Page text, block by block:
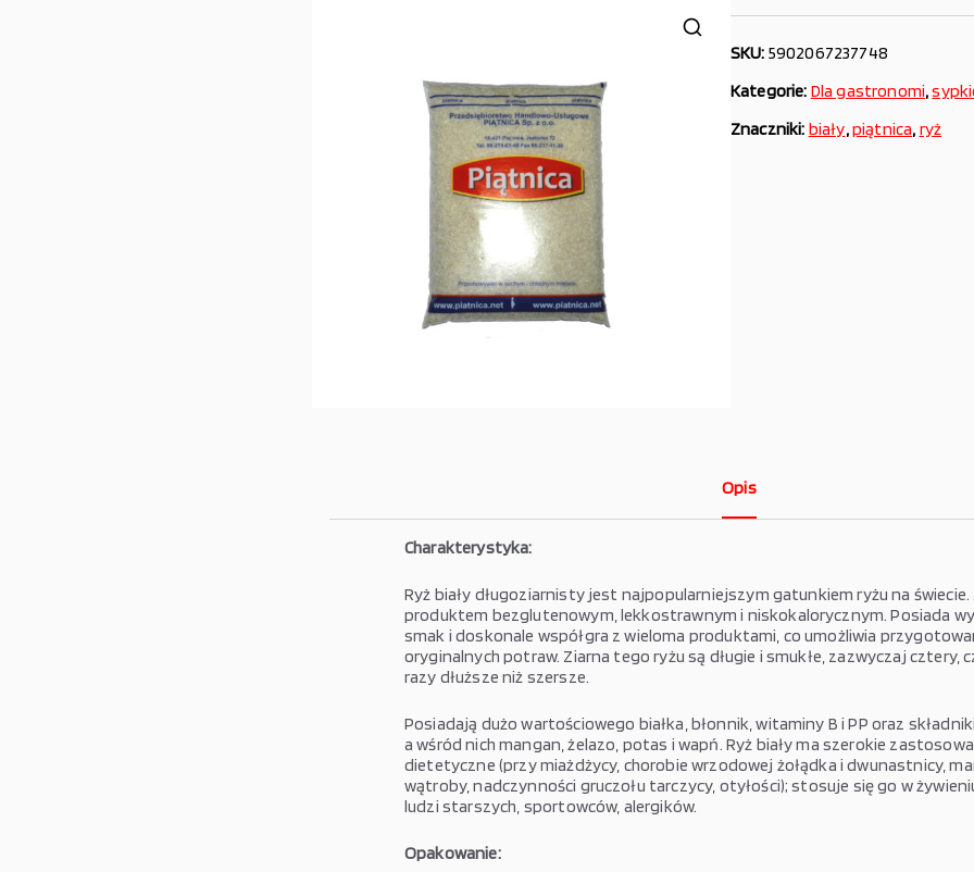
SKU: 5902067237748
Kategorie: Dla gastronomi,
Znaczniki: biały,piątnica, ryż
Opis
Charakterystyka:
Ryż biały długoziarnisty jest najpopularniejszym gatunkiem ryżu na
produktem bezglutenowym, lekkostrawnym i niskokalorycznym. Posiada
smak i doskonale współgra z wieloma produktami, co umożliwia
oryginalnych potraw. Ziarna tego ryżu są długie i smukłe, zazwyczaj cztery,
razy dłuższe niż szersze.
Posiadają dużo wartościowego białka, błonnik, witaminy B i PP oraz
a wśród nich mangan, żelazo, potas i wapń. Ryż biały ma szerokie
dietetyczne (przy miażdżycy, chorobie wrzodowej żołądka i dwunastnicy,
wątroby, nadczynności gruczołu tarczycy, otyłości); stosuje się go w
ludzi starszych, sportowców, alergików.
Opakowanie: